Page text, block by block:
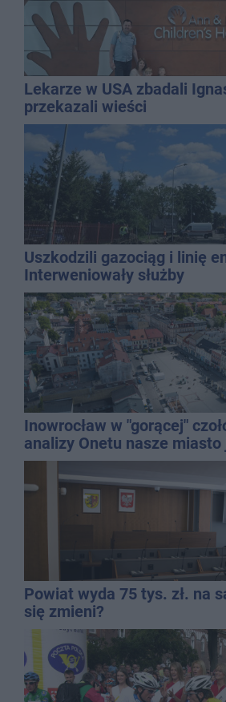
Lekarze w USA zbadali
przekazali wieści
Uszkodzili gazociąg i linię
Interweniowały służby
Inowrocław w "gorącej"
analizy Onetu nasze
najbardziej narażonych na
Powiat wyda 75 tys. zł. na
się zmieni?